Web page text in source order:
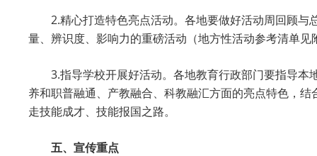
2.精心打造特色亮点活动。各地要做好活动周回顾
量、辨识度、影响力的重磅活动（地方性活动参考清单见
3.指导学校开展好活动。各地教育行政部门要指导
养和职普融通、产教融合、科教融汇方面的亮点特色，
走技能成才、技能报国之路。
五、宣传重点